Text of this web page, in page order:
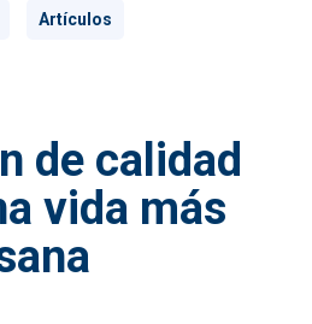
Artículos
de calidad
vida más